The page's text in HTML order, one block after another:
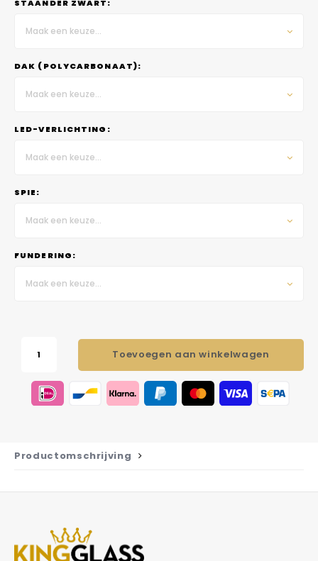
STAANDER ZWART:
Maak een keuze...
DAK (POLYCARBONAAT):
Maak een keuze...
LED-VERLICHTING:
Maak een keuze...
SPIE:
Maak een keuze...
FUNDERING:
Maak een keuze...
Toevoegen aan winkelwagen
Productomschrijving